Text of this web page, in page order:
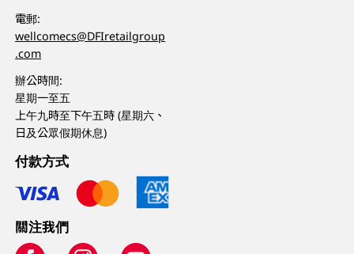
電郵:
wellcomecs@DFIretailgroup
.com
辦公時間:
星期一至五
上午九時至下午五時 (星期六、
日及公眾假期休息)
付款方式
關注我們